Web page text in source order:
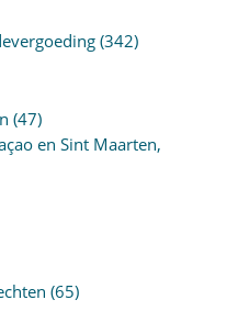
(342)
(47)
en Sint Maarten,
(65)